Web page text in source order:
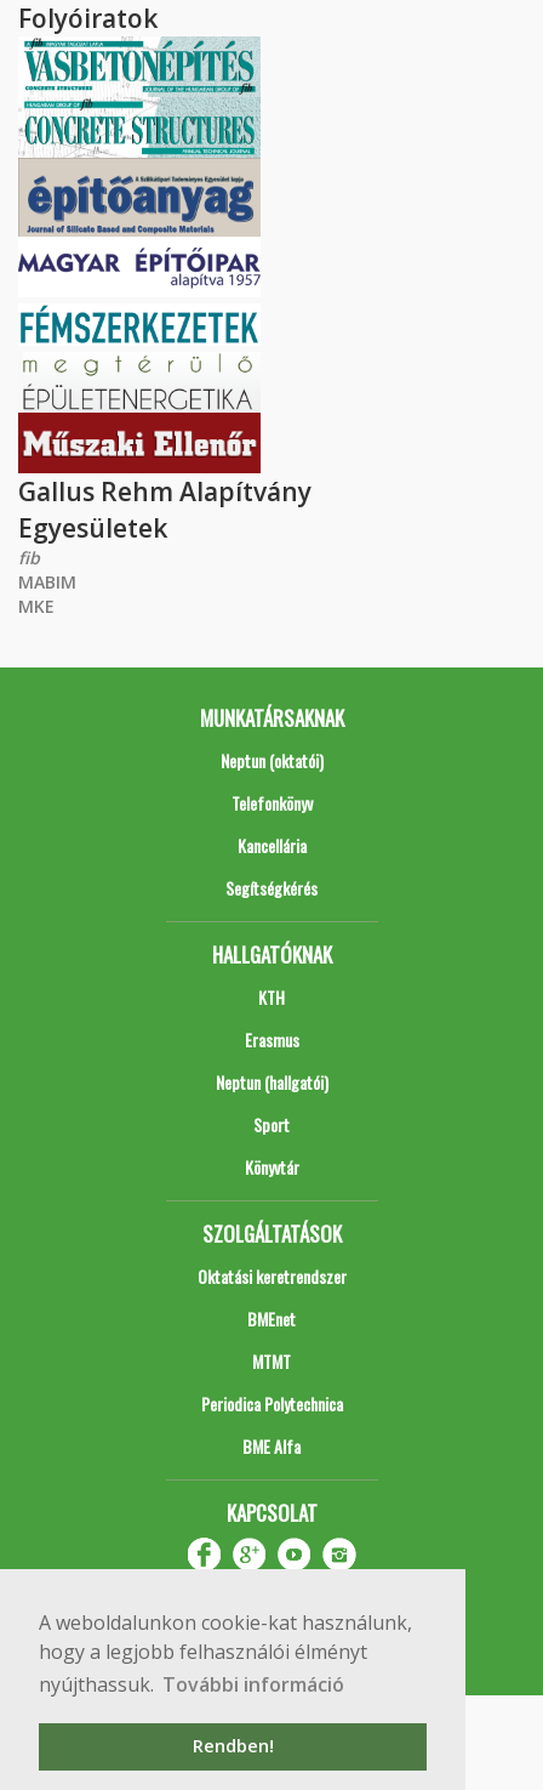
A weboldalunkon cookie-kat használunk,
hogy a legjobb felhasználói élményt
nyújthassuk. További információ
Rendben!
Folyóiratok
Gallus Rehm Alapítvány
Egyesületek
fib
MABIM
MKE
MUNKATÁRSAKNAK
Neptun (oktatói)
Telefonkönyv
Kancellária
Segítségkérés
HALLGATÓKNAK
KTH
Erasmus
Neptun (hallgatói)
Sport
Könyvtár
SZOLGÁLTATÁSOK
Oktatási keretrendszer
BMEnet
MTMT
Periodica Polytechnica
BME Alfa
KAPCSOLAT
Copyright © 2020 BME Építőmérnöki Kar
1111 Budapest, Műegyetem rkp. 3.